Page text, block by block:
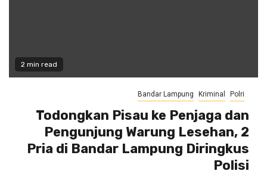
2 min read
Bandar Lampung Kriminal Polri
Todongkan Pisau ke Penjaga dan
Pengunjung Warung Lesehan, 2
Pria di Bandar Lampung Diringkus
Polisi